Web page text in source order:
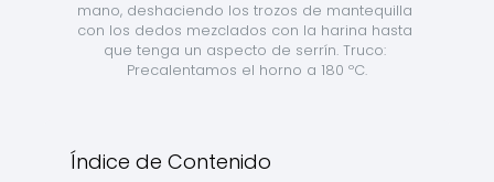
mano, deshaciendo los trozos de mantequilla
con los dedos mezclados con la harina hasta
que tenga un aspecto de serrín. Truco:
Precalentamos el horno a 180 ºC.
Índice de Contenido